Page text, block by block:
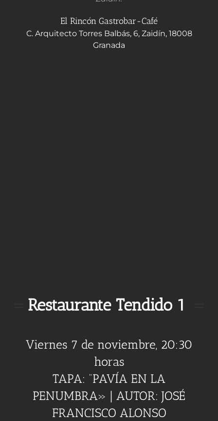
El Rincón Gastrobar-Café
C. Arquitecto Torres Balbás, 6, Zaidín, 18008
Granada
Restaurante Tendido 1
Viernes 7 de noviembre, 20:30
horas
TAPA: “PAVÍA EN LA
PENUMBRA» | AUTOR: JOSÉ
FRANCISCO ALONSO